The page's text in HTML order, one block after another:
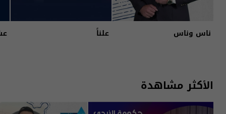
ناس وناس علناً
الأكثر مشاهدة